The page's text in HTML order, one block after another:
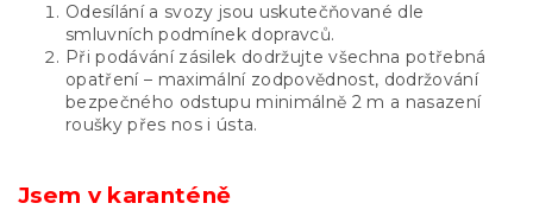
Odesílání a svozy jsou uskutečňované dle
smluvních podmínek dopravců.
Při podávání zásilek dodržujte všechna potřebná
opatření – maximální zodpovědnost, dodržování
bezpečného odstupu minimálně 2 m a nasazení
roušky přes nos i ústa.
Jsem v karanténě